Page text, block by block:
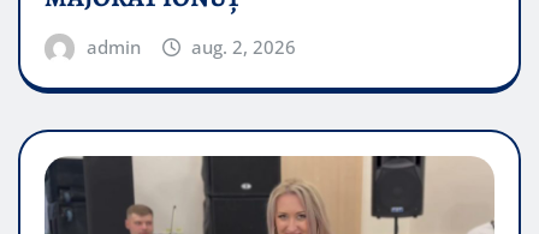
admin aug. 2, 2026